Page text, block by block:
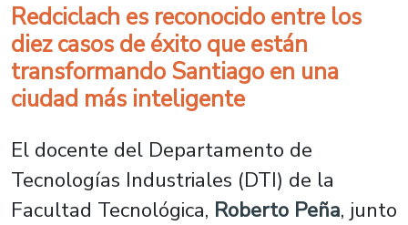
Redciclach es reconocido entre los
diez casos de éxito que están
transformando Santiago en una
ciudad más inteligente
El docente del Departamento de
Tecnologías Industriales (DTI) de la
Facultad Tecnológica, Roberto Peña, junto